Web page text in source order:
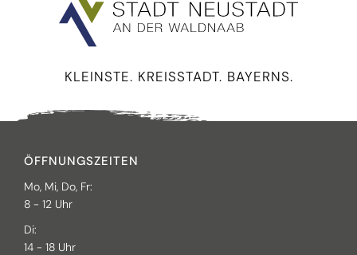
KLEINSTE. KREISSTADT. BAYERNS.
ÖFFNUNGSZEITEN
Mo, Mi, Do, Fr:
8 - 12 Uhr
Di:
14 - 18 Uhr